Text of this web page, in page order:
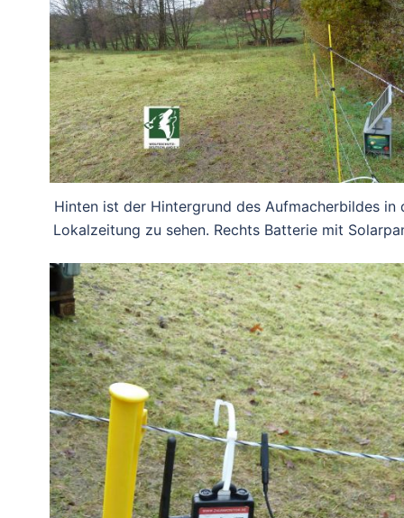
Hinten ist der Hintergrund des Aufmacherbildes in
Lokalzeitung zu sehen. Rechts Batterie mit